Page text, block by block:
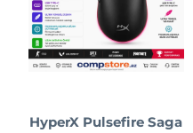
HyperX Pulsefire Saga